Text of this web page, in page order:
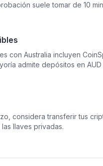
suele tomar de 10
con Australia incluyen
admite depósitos en AUD
considera transferir tus
llaves privadas.